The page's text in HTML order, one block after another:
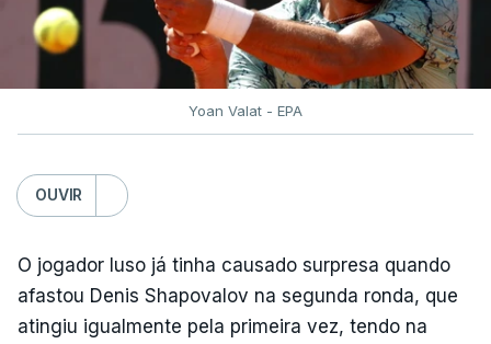
Yoan Valat - EPA
OUVIR
O jogador luso já tinha causado surpresa quando
afastou Denis Shapovalov na segunda ronda, que
atingiu igualmente pela primeira vez, tendo na